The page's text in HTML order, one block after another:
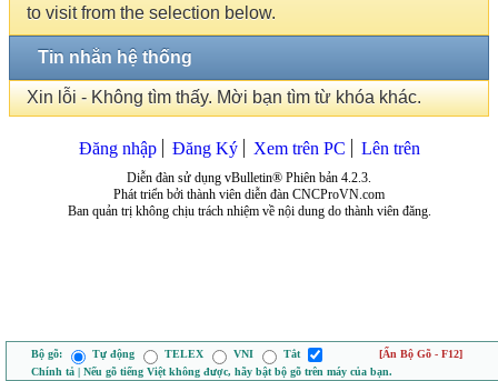
to visit from the selection below.
Tin nhắn hệ thống
Xin lỗi - Không tìm thấy. Mời bạn tìm từ khóa khác.
Đăng nhập Đăng Ký Xem trên PC Lên trên
Diễn đàn sử dụng vBulletin® Phiên bản 4.2.3.
Phát triển bởi thành viên diễn đàn CNCProVN.com
Ban quản trị không chịu trách nhiệm về nội dung do thành viên đăng.
Bộ gõ: Tự động TELEX VNI Tắt
[Ẩn Bộ Gõ - F12]
Chính tả | Nếu gõ tiếng Việt không được, hãy bật bộ gõ trên máy của bạn.